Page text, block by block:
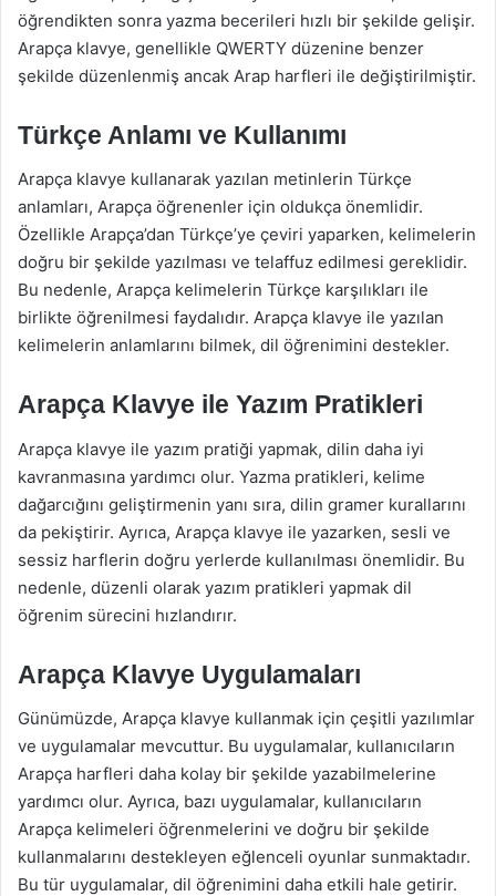
öğrendikten sonra yazma becerileri hızlı bir şekilde gelişir.
Arapça klavye, genellikle QWERTY düzenine benzer
şekilde düzenlenmiş ancak Arap harfleri ile değiştirilmiştir.
Türkçe Anlamı ve Kullanımı
Arapça klavye kullanarak yazılan metinlerin Türkçe
anlamları, Arapça öğrenenler için oldukça önemlidir.
Özellikle Arapça’dan Türkçe’ye çeviri yaparken, kelimelerin
doğru bir şekilde yazılması ve telaffuz edilmesi gereklidir.
Bu nedenle, Arapça kelimelerin Türkçe karşılıkları ile
birlikte öğrenilmesi faydalıdır. Arapça klavye ile yazılan
kelimelerin anlamlarını bilmek, dil öğrenimini destekler.
Arapça Klavye ile Yazım Pratikleri
Arapça klavye ile yazım pratiği yapmak, dilin daha iyi
kavranmasına yardımcı olur. Yazma pratikleri, kelime
dağarcığını geliştirmenin yanı sıra, dilin gramer kurallarını
da pekiştirir. Ayrıca, Arapça klavye ile yazarken, sesli ve
sessiz harflerin doğru yerlerde kullanılması önemlidir. Bu
nedenle, düzenli olarak yazım pratikleri yapmak dil
öğrenim sürecini hızlandırır.
Arapça Klavye Uygulamaları
Günümüzde, Arapça klavye kullanmak için çeşitli yazılımlar
ve uygulamalar mevcuttur. Bu uygulamalar, kullanıcıların
Arapça harfleri daha kolay bir şekilde yazabilmelerine
yardımcı olur. Ayrıca, bazı uygulamalar, kullanıcıların
Arapça kelimeleri öğrenmelerini ve doğru bir şekilde
kullanmalarını destekleyen eğlenceli oyunlar sunmaktadır.
Bu tür uygulamalar, dil öğrenimini daha etkili hale getirir.